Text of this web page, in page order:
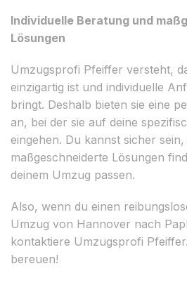
Individuelle Beratung und
Lösungen
Umzugsprofi Pfeiffer versteht,
einzigartig ist und individuelle
bringt. Deshalb bieten sie eine
an, bei der sie auf deine
eingehen. Du kannst sicher sein,
maßgeschneiderte Lösungen
deinem Umzug passen.
Also, wenn du einen
Umzug von Hannover nach
kontaktiere Umzugsprofi
bereuen!